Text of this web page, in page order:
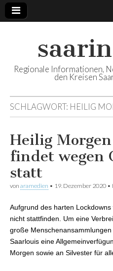
Regionale Informationen,
den Kreisen
SCHLAGWORT: HEILIG
Heilig
findet wegen
statt
von aramedien • 19. Dezember 2020 •
Aufgrund des harten
nicht stattfinden. Um eine
große
Saarlouis eine
Morgen sowie an Silvester für